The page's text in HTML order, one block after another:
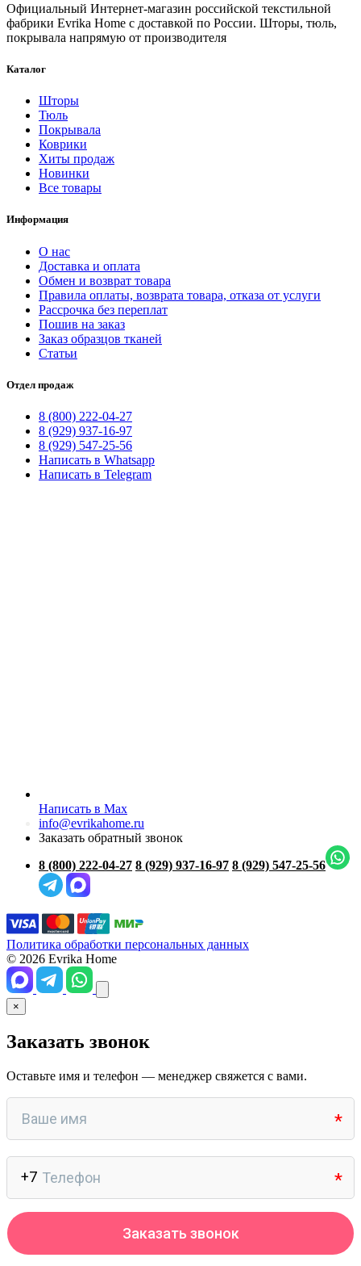
Официальный Интернет-магазин российской текстильной
фабрики Evrika Home c доставкой по России. Шторы, тюль,
покрывала напрямую от производителя
Каталог
Шторы
Тюль
Покрывала
Коврики
Хиты продаж
Новинки
Все товары
Информация
О нас
Доставка и оплата
Обмен и возврат товара
Правила оплаты, возврата товара, отказа от услуги
Рассрочка без переплат
Пошив на заказ
Заказ образцов тканей
Статьи
Отдел продаж
8 (800) 222-04-27
8 (929) 937-16-97
8 (929) 547-25-56
Написать в Whatsapp
Написать в Telegram
Написать в Max
info@evrikahome.ru
Заказать обратный звонок
8 (800) 222-04-27 8 (929) 937-16-97 8 (929) 547-25-56
Политика обработки персональных данных
© 2026 Evrika Home
×
Заказать звонок
Оставьте имя и телефон — менеджер свяжется с вами.